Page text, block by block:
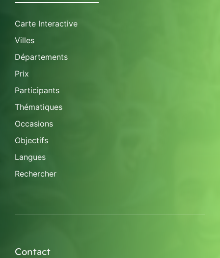
Carte Interactive
Villes
Départements
Prix
Participants
Thématiques
Occasions
Objectifs
Langues
Rechercher
Contact